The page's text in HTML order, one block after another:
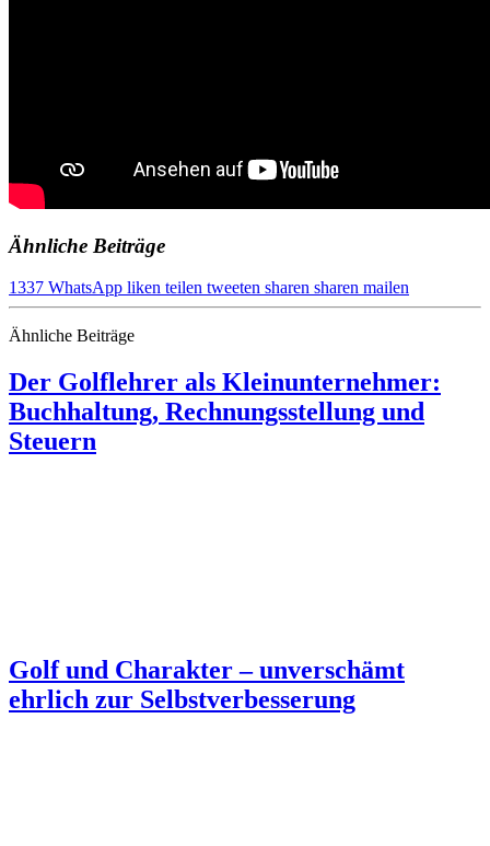
Ähnliche Beiträge
1337 WhatsApp liken teilen tweeten sharen sharen mailen
Ähnliche Beiträge
Der Golflehrer als Kleinunternehmer:
Buchhaltung, Rechnungsstellung und
Steuern
Golf und Charakter – unverschämt
ehrlich zur Selbstverbesserung